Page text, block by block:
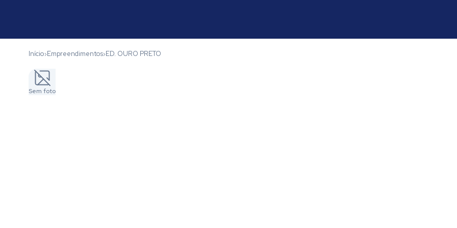
Início›Empreendimentos›ED. OURO PRETO
Sem foto